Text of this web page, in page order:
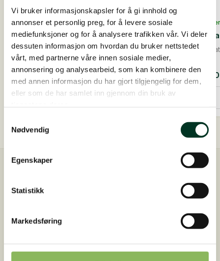
Vi bruker informasjonskapsler for å gi innhold og
annonser et personlig preg, for å levere sosiale
mediefunksjoner og for å analysere trafikken vår. Vi deler
dessuten informasjon om hvordan du bruker nettstedet
vårt, med partnerne våre innen sosiale medier,
annonsering og analysearbeid, som kan kombinere den
med annen informasjon du har gjort tilgjengelig for dem,
eller som de har samlet inn gjennom din bruk av
Nødvendig
Egenskaper
Statistikk
Markedsføring
På lager
Konstatert næringsstoffmangelDyrlegen kan via
blod...
Hesta Plus Zink, 1 kg
595,00NOK
Hesta
Plus
Zink,
antall
Legg i handlekurv
På lager
Hesta
kg
antall